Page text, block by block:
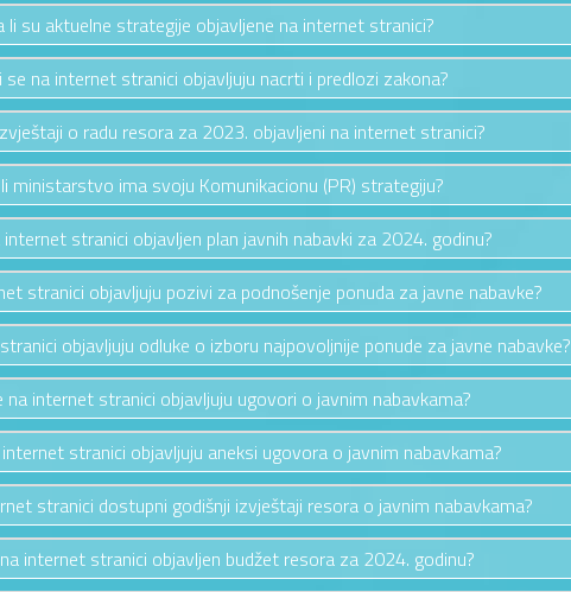
li su aktuelne strategije objavljene na internet stranici?
se na internet stranici objavljuju nacrti i predlozi zakona?
o radu resora za 2023. objavljeni na internet stranici?
ministarstvo ima svoju Komunikacionu (PR) strategiju?
internet stranici objavljen plan javnih nabavki za 2024. godinu?
stranici objavljuju pozivi za podnošenje ponuda za javne nabavke?
objavljuju odluke o izboru najpovoljnije ponude za javne nabavke?
na internet stranici objavljuju ugovori o javnim nabavkama?
stranici objavljuju aneksi ugovora o javnim nabavkama?
stranici dostupni godišnji izvještaji resora o javnim nabavkama?
internet stranici objavljen budžet resora za 2024. godinu?